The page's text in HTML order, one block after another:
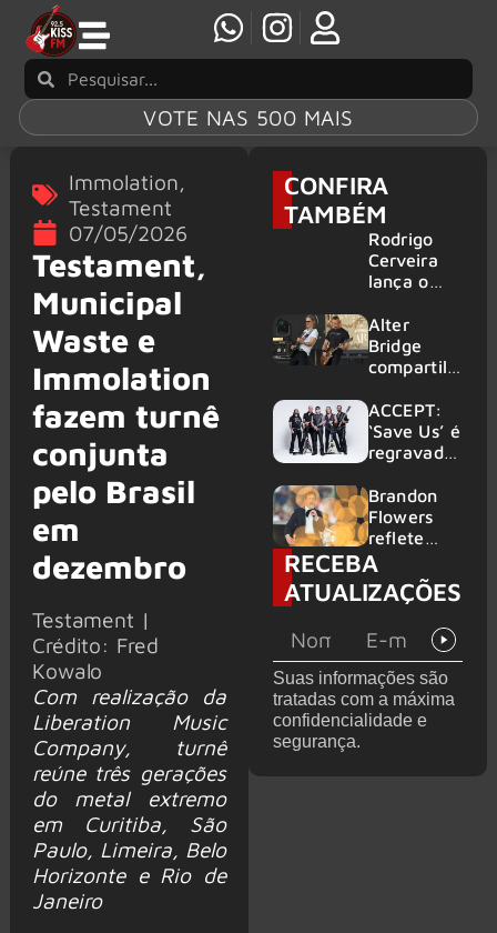
VOTE NAS 500 MAIS
Immolation,
Testament
07/05/2026
Testament,
Municipal
Waste e
Immolation
fazem turnê
conjunta
pelo Brasil
em
dezembro
Testament |
Crédito: Fred
Kowalo
Com realização da
Liberation Music
Company, turnê
reúne três gerações
do metal extremo
em Curitiba, São
Paulo, Limeira, Belo
Horizonte e Rio de
Janeiro
CONFIRA
TAMBÉM
Rodrigo
Cerveira
lança o
Searcher”
Alter
Bridge
compartilh
vivo de
“Fortress”
gravada
am Ring
2026
ACCEPT:
‘Save Us’ é
regravada
membros
do GHOST
e KORN
Brandon
Flowers
reflete
sobre o
futuro e
levanta
de de
deixar os
palcos
RECEBA
ATUALIZAÇÕES
Suas informações são
tratadas com a máxima
confidencialidade e
segurança.